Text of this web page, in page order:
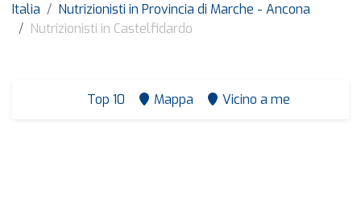
Italia
Nutrizionisti in Provincia di Marche - Ancona
Nutrizionisti in Castelfidardo
Top 10 Mappa Vicino a me